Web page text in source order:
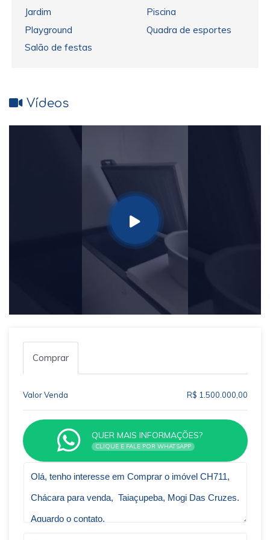
Jardim
Piscina
Playground
Quadra de esportes
Salão de festas
Vídeos
Comprar
Valor Venda R$ 1.500.000,00
QUER MAIS INFORMAÇÕES?
CLIQUE E FALE POR WHATSAPP